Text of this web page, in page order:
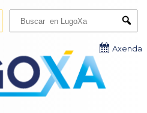
Axenda